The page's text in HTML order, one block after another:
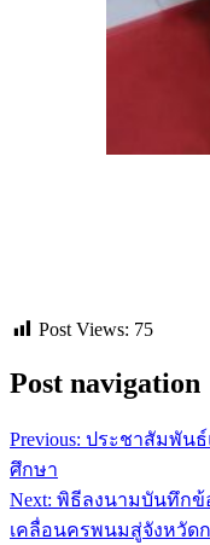
Post Views: 75
Post navigation
Previous: ประชาสัมพันธ์
ศึกษา
Next: พิธีลงนามบันทึกข้
เคลื่อนครพนมสู่จังหวัด